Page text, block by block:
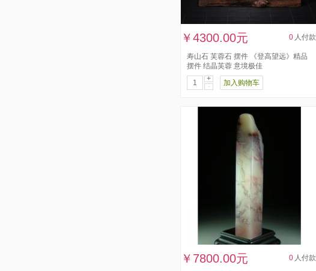
￥4300.00元 0 人付款
寿山石 芙蓉石 摆件 《登高望远》精品
摆件 结晶芙蓉 意境极佳
+
-
加入购物车
￥7800.00元 0 人付款